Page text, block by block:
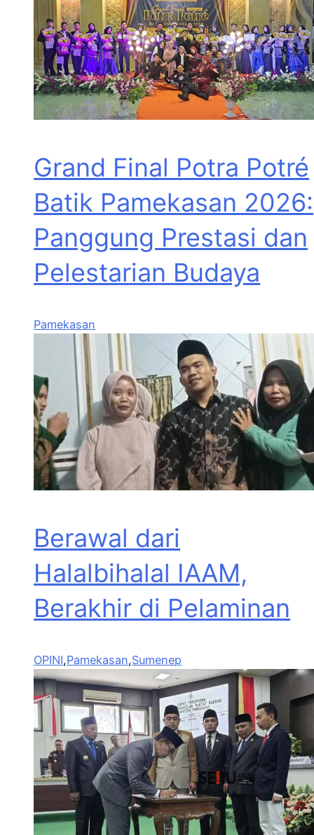
Grand Final Potra Potré
Batik Pamekasan 2026:
Panggung Prestasi dan
Pelestarian Budaya
Pamekasan
Berawal dari
Halalbihalal IAAM,
Berakhir di Pelaminan
OPINI,Pamekasan,Sumenep